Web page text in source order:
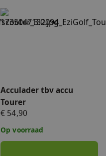
Acculader tbv accu
Tourer
€ 54,90
Op voorraad
Acculader tbv accu Tourer